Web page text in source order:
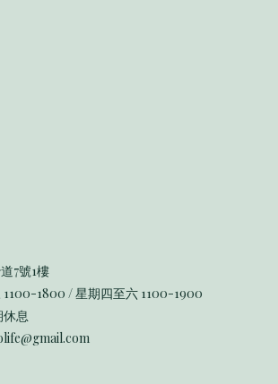
7號1樓
1800 / 星期四至六 1100-1900
息